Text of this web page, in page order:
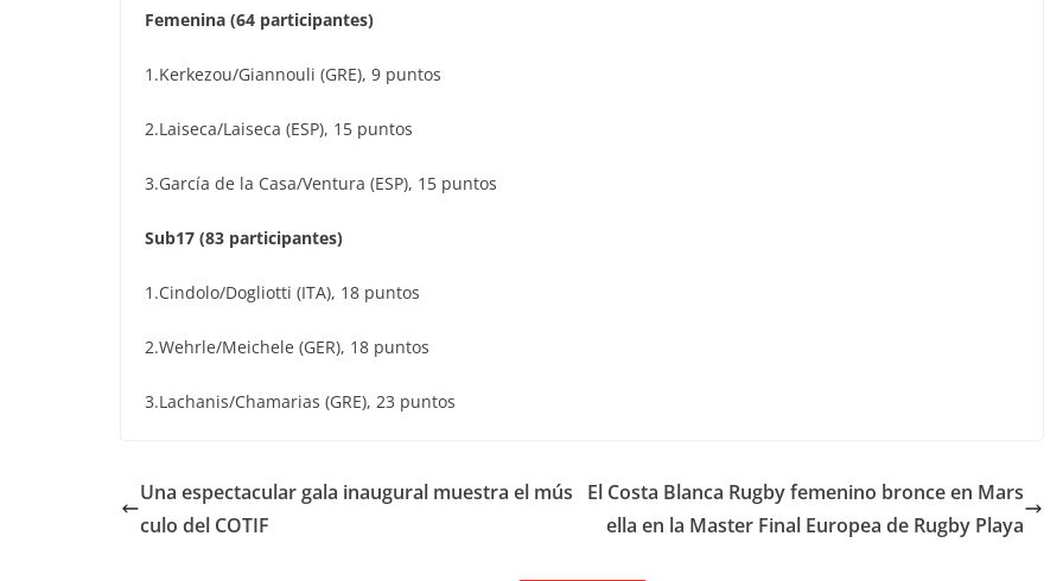
Femenina (64 participantes)
1.Kerkezou/Giannouli (GRE), 9 puntos
2.Laiseca/Laiseca (ESP), 15 puntos
3.García de la Casa/Ventura (ESP), 15 puntos
Sub17 (83 participantes)
1.Cindolo/Dogliotti (ITA), 18 puntos
2.Wehrle/Meichele (GER), 18 puntos
3.Lachanis/Chamarias (GRE), 23 puntos
Una espectacular gala inaugural muestra el mús
culo del COTIF
El Costa Blanca Rugby femenino bronce en Mars
ella en la Master Final Europea de Rugby Playa